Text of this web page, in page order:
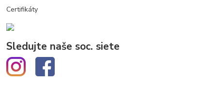
Certifikáty
Sledujte naše soc. siete